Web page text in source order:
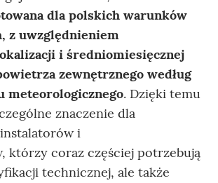
dla polskich warunków
z uwzględnieniem
i średniomiesięcznej
zewnętrznego według
meteorologicznego. Dzięki temu
znaczenie dla
i
którzy coraz częściej potrzebują
technicznej, ale także